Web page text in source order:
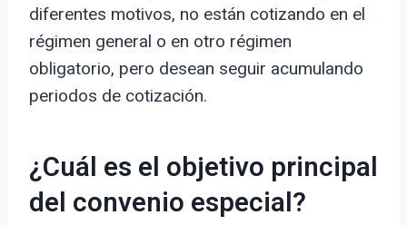
diferentes motivos, no están cotizando en el
régimen general o en otro régimen
obligatorio, pero desean seguir acumulando
periodos de cotización.
¿Cuál es el objetivo principal
del convenio especial?